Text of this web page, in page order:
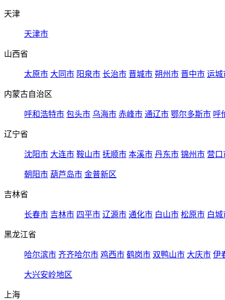
天津
天津市
山西省
太原市 大同市 阳泉市 长治市 晋城市 朔州市 晋中市 运城
内蒙古自治区
呼和浩特市 包头市 乌海市 赤峰市 通辽市 鄂尔多斯市 呼
辽宁省
沈阳市 大连市 鞍山市 抚顺市 本溪市 丹东市 锦州市 营口
朝阳市 葫芦岛市 金普新区
吉林省
长春市 吉林市 四平市 辽源市 通化市 白山市 松原市 白城
黑龙江省
哈尔滨市 齐齐哈尔市 鸡西市 鹤岗市 双鸭山市 大庆市 伊
大兴安岭地区
上海